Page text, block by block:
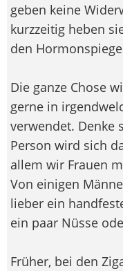
geben keine
kurzzeitig heben
den
Die ganze Chose
gerne in
verwendet. Denke
Person wird sich
allem wir Frauen
Von einigen
lieber ein
ein paar Nüsse
Früher, bei den